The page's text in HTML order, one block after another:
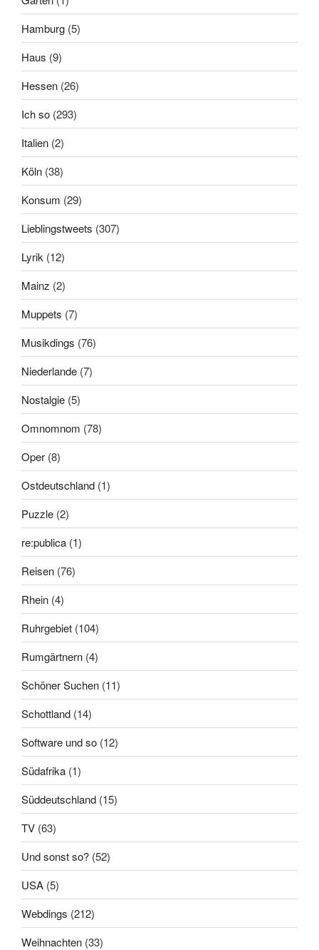
Hamburg (5)
Haus (9)
Hessen (26)
Ich so (293)
Italien (2)
Köln (38)
Konsum (29)
Lieblingstweets (307)
Lyrik (12)
Mainz (2)
Muppets (7)
Musikdings (76)
Niederlande (7)
Nostalgie (5)
Omnomnom (78)
Oper (8)
Ostdeutschland (1)
Puzzle (2)
re:publica (1)
Reisen (76)
Rhein (4)
Ruhrgebiet (104)
Rumgärtnern (4)
Schöner Suchen (11)
Schottland (14)
Software und so (12)
Südafrika (1)
Süddeutschland (15)
TV (63)
Und sonst so? (52)
USA (5)
Webdings (212)
Weihnachten (33)